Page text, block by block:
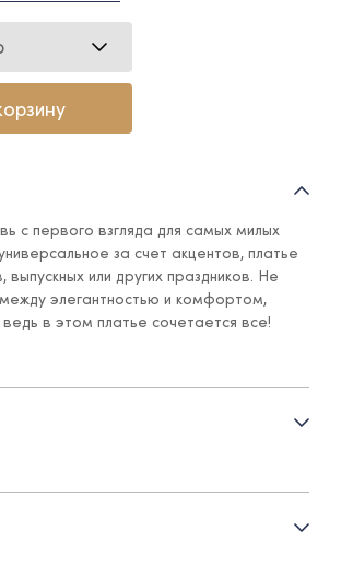
с первого взгляда для самых милых
за счет акцентов, платье
выпускных или других праздников. Не
элегантностью и комфортом,
в этом платье сочетается все!
шве